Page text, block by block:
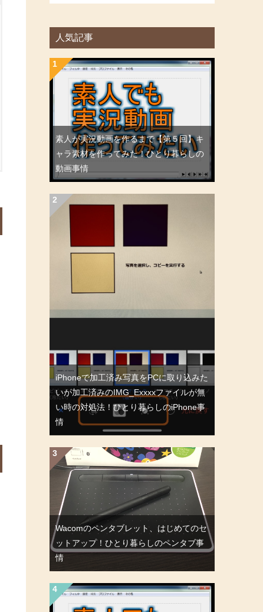
人気記事
素人が実況動画を作るまで【第５回】キ
ャラ素材を作ってみた！ひとり暮らしの
動画事情
iPhoneで加工済み写真をPCに取り込みた
いが加工済みのIMG_Exxxxファイルが無
い時の対処法！ひとり暮らしのiPhone事
情
Wacomのペンタブレット、はじめてのセ
ットアップ！ひとり暮らしのペンタブ事
情